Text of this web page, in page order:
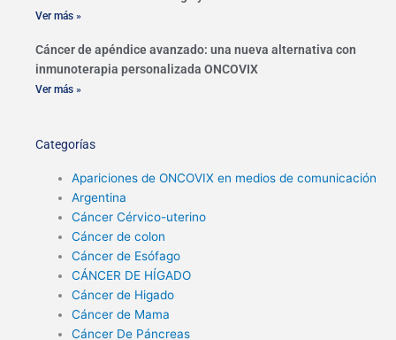
Ver más »
Cáncer de apéndice avanzado: una nueva alternativa con
inmunoterapia personalizada ONCOVIX
Ver más »
Categorías
Apariciones de ONCOVIX en medios de comunicación
Argentina
Cáncer Cérvico-uterino
Cáncer de colon
Cáncer de Esófago
CÁNCER DE HÍGADO
Cáncer de Higado
Cáncer de Mama
Cáncer De Páncreas